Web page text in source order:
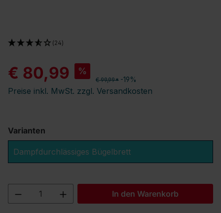
€ 80,99 %
€ 99,99* -19%
Preise inkl. MwSt. zzgl. Versandkosten
(24)
Varianten
Dampfdurchlässiges Bügelbrett
Produkt Anzahl: Gib den gewünschten
In den Warenkorb